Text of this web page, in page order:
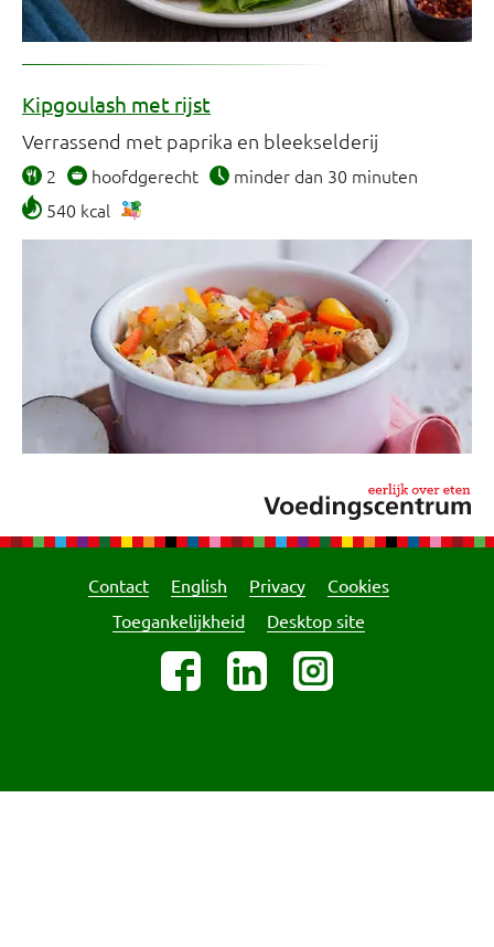
Kipgoulash met rijst
Verrassend met paprika en bleekselderij
2 hoofdgerecht
minder dan 30 minuten
540 kcal
Contact English Privacy
Cookies
Toegankelijkheid
Desktop site